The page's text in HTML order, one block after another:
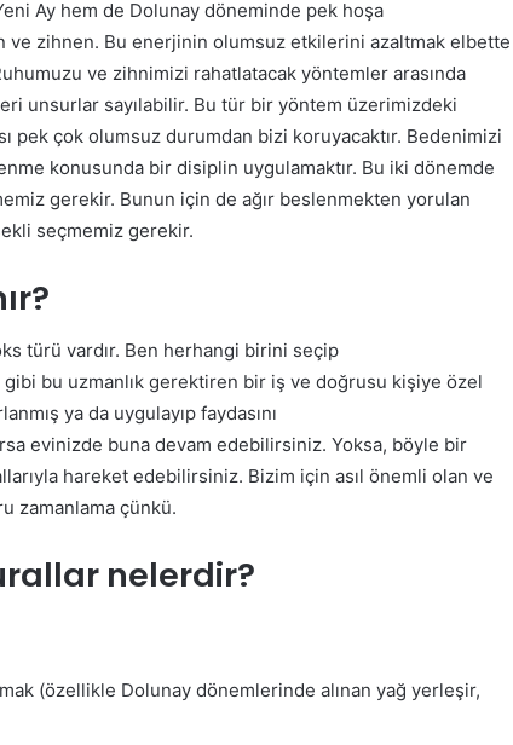
Ay hem de Dolunay döneminde pek hoşa
ve zihnen. Bu enerjinin olumsuz etkilerini azaltmak elbette
ve zihnimizi rahatlatacak yöntemler arasında
unsurlar sayılabilir. Bu tür bir yöntem üzerimizdeki
pek çok olumsuz durumdan bizi koruyacaktır. Bedenimizi
konusunda bir disiplin uygulamaktır. Bu iki dönemde
gerekir. Bunun için de ağır beslenmekten yorulan
seçmemiz gerekir.
türü vardır. Ben herhangi birini seçip
bu uzmanlık gerektiren bir iş ve doğrusu kişiye özel
ya da uygulayıp faydasını
evinizde buna devam edebilirsiniz. Yoksa, böyle bir
hareket edebilirsiniz. Bizim için asıl önemli olan ve
zamanlama çünkü.
nelerdir?
(özellikle Dolunay dönemlerinde alınan yağ yerleşir,